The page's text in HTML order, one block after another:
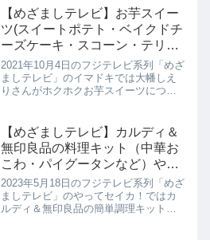
しく紹介します。>>めざましテレビ記
事一覧はこちら業務スーパー...
【めざましテレビ】お芋スイー
ツ(スイートポテト・ベイクドチ
ーズケーキ・スコーン・テリー
ヌ)イマドキ｜10月4日
2021年10月4日のフジテレビ系列「めざ
ましテレビ」のイマドキでは大幡しえ
りさんがホクホクお芋スイーツについ
らホクホク！最新お芋スイーツ＆OIMO
TOKYO CAFE...
【めざましテレビ】カルディ＆
無印良品の料理キット（中華お
こわ・パイグータンなど）やっ
てセイカ｜5月18日
2023年5月18日のフジテレビ系列「めざ
ましテレビ」のやってセイカ！ではカ
ルディ＆無印良品の簡単調理キットを